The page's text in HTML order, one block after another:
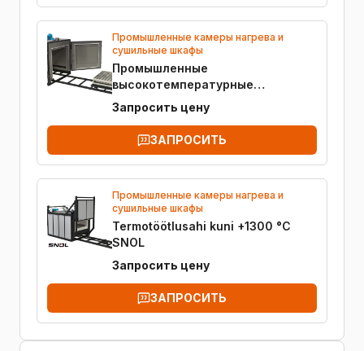
Промышленные камеры нагрева и
сушильные шкафы
Промышленные
высокотемпературные
электропечи
Запросить цену
ЗАПРОСИТЬ
Промышленные камеры нагрева и
сушильные шкафы
Termotöötlusahi kuni +1300 °C
SNOL
Запросить цену
ЗАПРОСИТЬ